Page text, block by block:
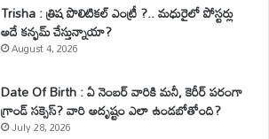
Trisha : త్రిష పొలిటికల్ ఎంట్రీ ?.. మధురైలో పోస్టర్లు
అదే కన్ఫమ్ చేస్తున్నాయా?
August 4, 2026
Date Of Birth : ఏ నెంబర్ వారికి మనీ, కెరీర్ పరంగా
గ్రాండ్ సక్సెస్? వారి అదృష్టం ఎలా ఉండబోతోంది?
July 28, 2026